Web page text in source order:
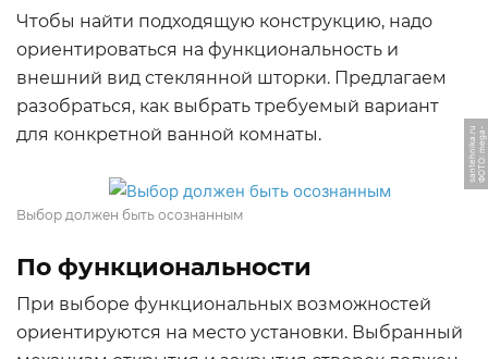
ФОТО: interra-forum.ru
Чтобы найти подходящую конструкцию, надо
ориентироваться на функциональность и
внешний вид стеклянной шторки. Предлагаем
разобраться, как выбрать требуемый вариант
для конкретной ванной комнаты.
Ф
О
Т
О:
m
e
g
a
-
s
a
n
t
e
h
ni
k
a.
r
u
Выбор должен быть осознанным
По функциональности
При выборе функциональных возможностей
ориентируются на место установки. Выбранный